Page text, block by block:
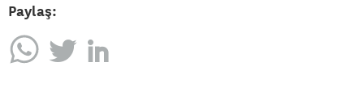
Paylaş: